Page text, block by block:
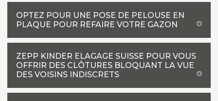
OPTEZ POUR UNE POSE DE PELOUSE EN
PLAQUE POUR REFAIRE VOTRE GAZON
ZEPP KINDER ELAGAGE SUISSE POUR VOUS
OFFRIR DES CLÔTURES BLOQUANT LA VUE
DES VOISINS INDISCRETS